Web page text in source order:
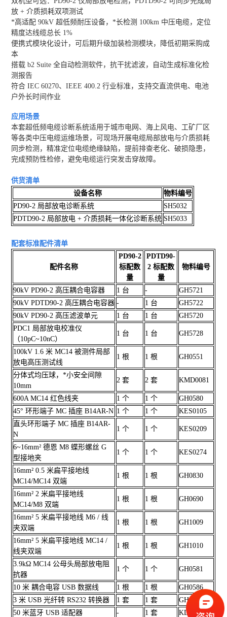
放 + 介质损耗双项测试
*高适配 90kV 超低频耐压设备，*长检测 100km 中压电缆，定位
精度达线缆总长 1%
便携式模块化设计，可后期升级加装检测模块，降低初期采购成
本
搭载 b2 Suite 全自动检测软件，抗干扰滤波，自动生成标准化检
测报告
符合 IEC 60270、IEEE 400.2 行业标准，支持交直流供电、电池
户外长时间作业
应用场景
本套超低频电缆诊断系统适用于城市电网、海上风电、工矿厂区
等各类中压电缆运维场景，可现场开展电缆局部放电与介质损耗
同步检测，精准定位电缆绝缘缺陷，提前排查老化、破损隐患，
完成预防性检修，避免电缆运行突发击穿故障。
供货清单
设备名称
物料编号
PD90-2 局部放电诊断系统
SH5032
PDTD90-2 局部放电 + 介质损耗一体化诊断系统 SH5033
配套标准配件清单
配件名称
PD90-2
标配数
量
PDTD90-
2 标配数
量
物料编号
90kV PD90-2 高压耦合电容器 1 台 -
GH5721
90kV PDTD90-2 高压耦合电容器 - 1 台
GH5722
90kV PD90-2 高压滤波单元
1 台 1 台
GH5720
PDC1 局部放电校准仪
（10pC~10nC）
1 台 1 台 GH5728
100kV 1.6 米 MC14 被测件局部
放电高压测试线
1 根 1 根 GH0551
分体式均压球，*小安全间隙
10mm
2 套 2 套 KMD0081
600A MC14 红色线夹 1 个 1 个
GH0580
45° 环形端子 MC 插座 B14AR-N 1 个 1 个
KES0105
直头环形端子 MC 插座 B14AR-
N
1 个 1 个 KES0209
6~16mm² 德恩 M8 蝶形螺丝 G
型接地夹
1 个 1 个 KES0274
16mm² 0.5 米扁平接地线
MC14/MC14 双端
1 根 1 根 GH0830
16mm² 2 米扁平接地线
MC14/M8 双端
1 根 1 根 GH0690
16mm² 5 米扁平接地线 M6 / 线
夹双端
1 根 1 根 GH1009
16mm² 5 米扁平接地线 MC14 /
线夹双端
1 根 1 根 GH1010
3.9kΩ MC14 公母头局部放电阻
抗器
1 个 1 个 GH0581
10 米 耦合电容 USB 数据线 1 根 1 根
GH0586
3 米 USB 光纤转 RS232 转换器
1 套 1 套
GH0624
50 米蓝牙 USB 适配器
- 1 套 KDG0013